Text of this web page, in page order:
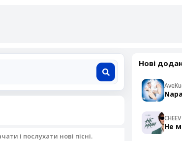
і послухати нові пісні.
Нові
CHEEV
Не